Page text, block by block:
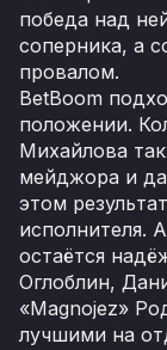
победа над
соперника, а
провалом.
BetBoom
положении.
Михайлова
мейджора и
этом
исполнителя.
остаётся
Оглоблин,
«Magnojez»
лучшими на